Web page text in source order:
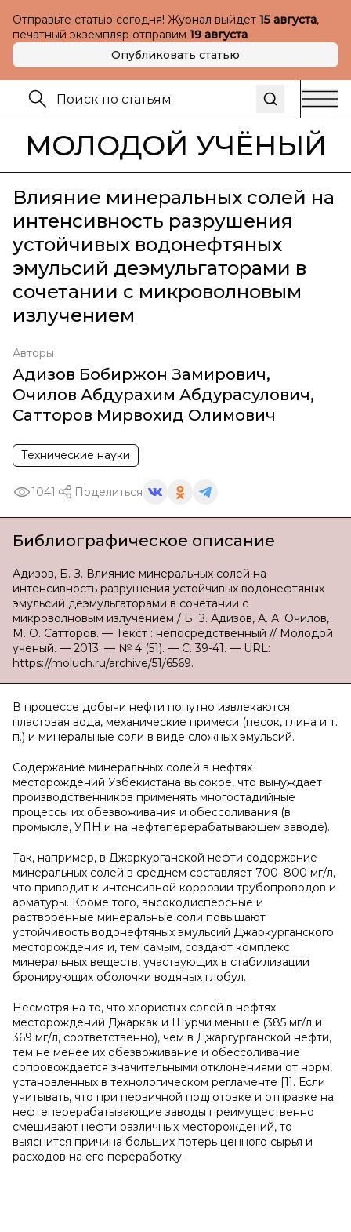
Отправьте статью сегодня! Журнал выйдет 15 августа,
печатный экземпляр отправим 19 августа
Опубликовать статью
МОЛОДОЙ УЧЁНЫЙ
Влияние минеральных солей на
интенсивность разрушения
устойчивых водонефтяных
эмульсий деэмульгаторами в
сочетании с микроволновым
излучением
Авторы
Адизов Бобиржон Замирович,
Очилов Абдурахим Абдурасулович,
Сатторов Мирвохид Олимович
Технические науки
1041 Поделиться
Библиографическое описание
Адизов, Б. З. Влияние минеральных солей на
интенсивность разрушения устойчивых водонефтяных
эмульсий деэмульгаторами в сочетании с
микроволновым излучением / Б. З. Адизов, А. А. Очилов,
М. О. Сатторов. — Текст : непосредственный // Молодой
ученый. — 2013. — № 4 (51). — С. 39-41. — URL:
https://moluch.ru/archive/51/6569.
В процессе добычи нефти попутно извлекаются
пластовая вода, механические примеси (песок, глина и т.
п.) и минеральные соли в виде сложных эмульсий.
Содержание минеральных солей в нефтях
месторождений Узбекистана высокое, что вынуждает
производственников применять многостадийные
процессы их обезвоживания и обессоливания (в
промысле, УПН и на нефтеперерабатывающем заводе).
Так, например, в Джаркурганской нефти содержание
минеральных солей в среднем составляет 700–800 мг/л,
что приводит к интенсивной коррозии трубопроводов и
арматуры. Кроме того, высокодисперсные и
растворенные минеральные соли повышают
устойчивость водонефтяных эмульсий Джаркурганского
месторождения и, тем самым, создают комплекс
минеральных веществ, участвующих в стабилизации
бронирующих оболочки водяных глобул.
Несмотря на то, что хлористых солей в нефтях
месторождений Джаркак и Шурчи меньше (385 мг/л и
369 мг/л, соответственно), чем в Джаргурганской нефти,
тем не менее их обезвоживание и обессоливание
сопровождается значительными отклонениями от норм,
установленных в технологическом регламенте [1]. Если
учитывать, что при первичной подготовке и отправке на
нефтеперерабатывающие заводы преимущественно
смешивают нефти различных месторождений, то
выяснится причина больших потерь ценного сырья и
расходов на его переработку.